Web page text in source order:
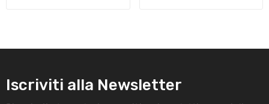
Iscriviti alla Newsletter